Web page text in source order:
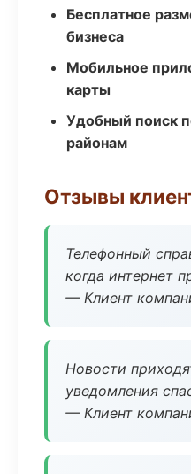
Бесплатное
бизнеса
Мобильное
карты
Удобный поиск
районам
Отзывы
Телефонный
когда интернет
— Клиент
Новости
уведомления
— Клиент